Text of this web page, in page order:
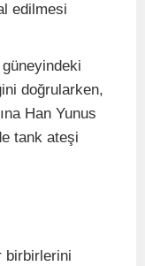
edilmesi
doğrularken,
Han Yunus
tank ateşi
birbirlerini